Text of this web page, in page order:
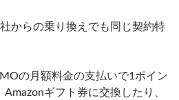
からの乗り換えでも同じ契約特
の月額料金の支払いで1ポイン
ギフト券に交換したり、